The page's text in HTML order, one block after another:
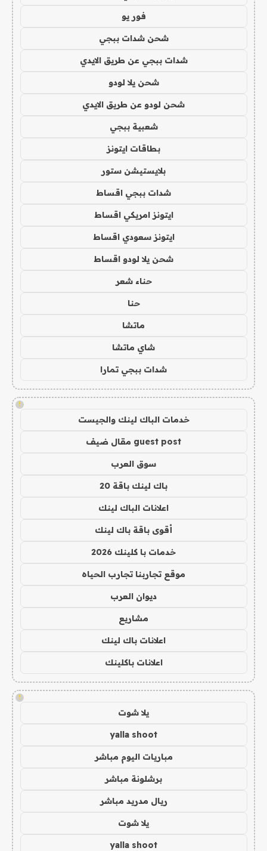
فور يو
شحن شدات ببجي
شدات ببجي عن طريق الايدي
شحن يلا لودو
شحن لودو عن طريق الايدي
شعبية ببجي
بطاقات ايتونز
بلايستيشن ستور
شدات ببجي اقساط
ايتونز امريكي اقساط
ايتونز سعودي اقساط
شحن يلا لودو اقساط
حناء شعر
حنا
ماتشا
شاي ماتشا
شدات ببجي تمارا
!
خدمات الباك لينك والجيست
guest post مقال ضيف
سوق العرب
باك لينك باقة 20
اعلانات الباك لينك
أقوى باقة باك لينك
خدمات با كلينك 2026
موقع تجاربنا تجارب الحياه
ديوان العرب
مشاريع
اعلانات باك لينك
اعلانات باكلينك
!
يلا شوت
yalla shoot
مباريات اليوم مباشر
برشلونة مباشر
ريال مدريد مباشر
يلا شوت
yalla shoot